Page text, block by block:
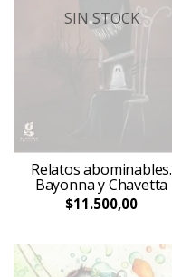
SIN STOCK
Relatos abominables.
Bayonna y Chavetta
$11.500,00